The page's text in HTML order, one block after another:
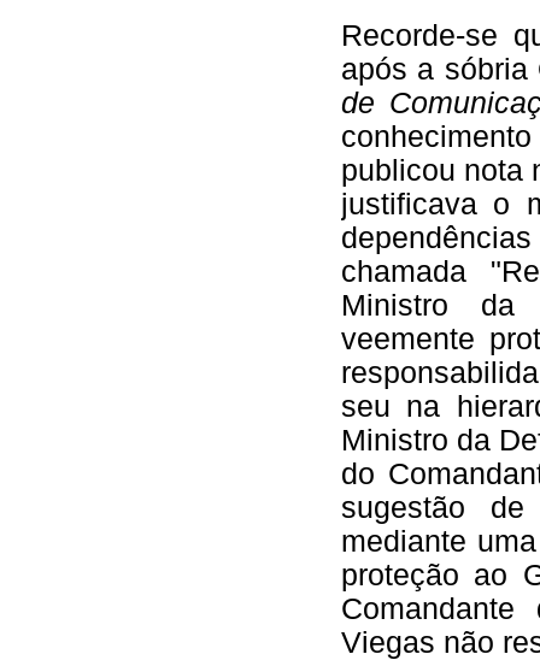
Recorde-se
após a
de
publicou nota
justificava o
chamada
Ministro da
veemente
seu na
Ministro da
do
sugestão
mediante
proteção ao
Viegas não